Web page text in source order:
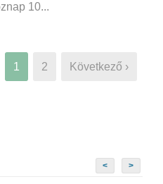
10...
1 2 Következő ›
< >